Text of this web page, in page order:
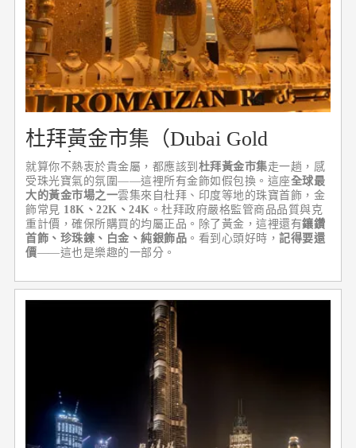
杜拜黃金市集（Dubai Gold
Souk）
就算你不熱衷於貴金屬，都應該到 杜拜黃金市集走一趟，感
受珠光寶氣的氛圍——這裡所有金飾如假包換。這座全球最
大的黃金市場之一雲集來自杜拜、印度等地的珠寶首飾，金
飾常見 18K、22K、24K 。杜拜政府嚴格監管商品品質與克
重計價，確保所購買的均屬正品。除了黃金，這裡還有鑲鑽
首飾、珍珠鍊、白金、純銀飾品 。看到心頭好時，記得要還
價——這也是樂趣的一部分。